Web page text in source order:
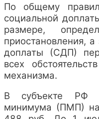
По общему
социальной
размере,
приостановления,
доплаты (СДП)
всех
механизма.
В субъекте РФ
минимума (ПМП) на